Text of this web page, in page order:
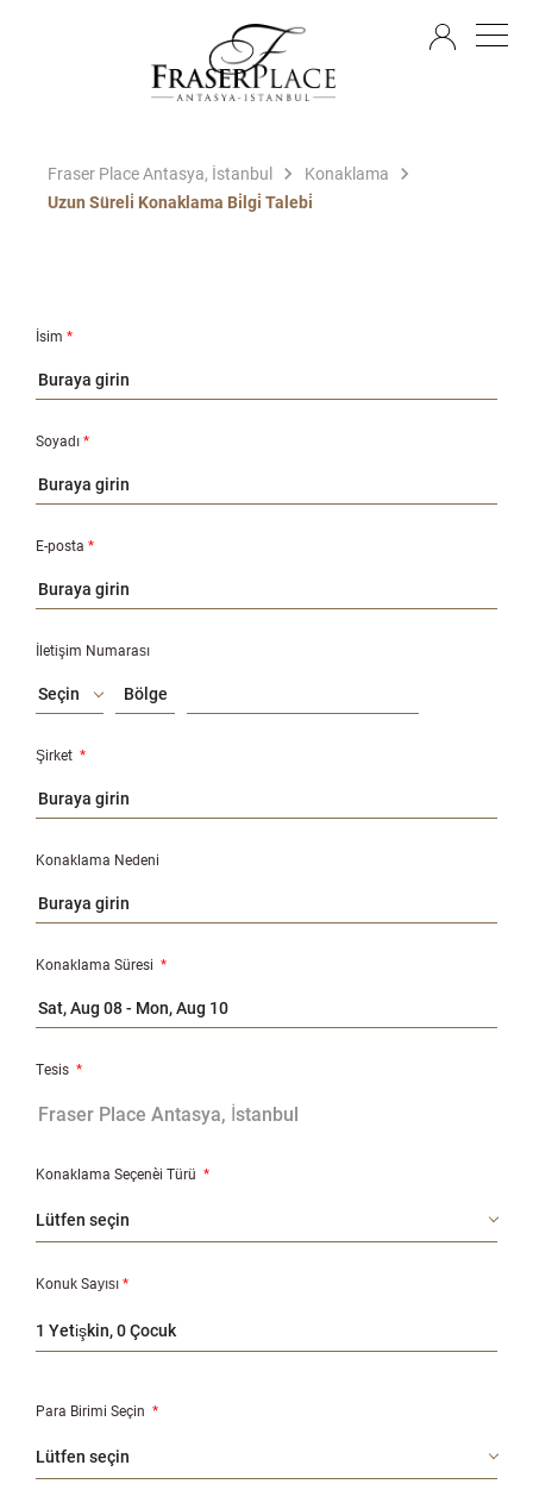
Fraser Place Antasya, İstanbul
Konaklama
Uzun Süreli̇ Konaklama Bi̇lgi̇ Talebi̇
İsim *
Soyadı*
E-posta *
İletişim Numarası
Seçin
Şirket *
Konaklama Nedeni
Konaklama Süresi *
Tesis *
Konaklama Seçeneği Türü *
Konuk Sayısı*
1 Yetişkin, 0 Çocuk
Para Birimi Seçin *